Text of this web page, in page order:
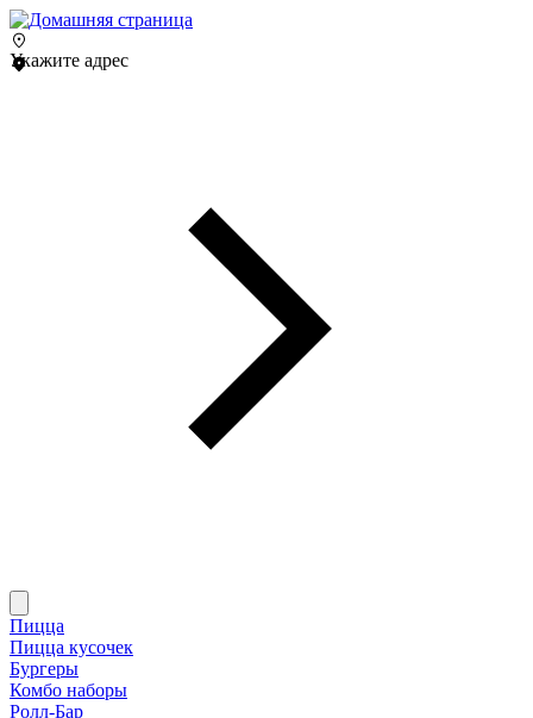
Укажите адрес
Пицца
Пицца кусочек
Бургеры
Комбо наборы
Ролл-Бар